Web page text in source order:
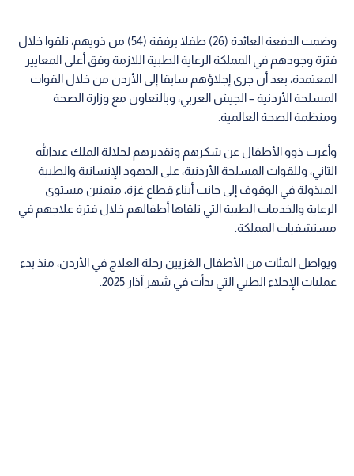
وضمت الدفعة العائدة (26) طفلا برفقة (54) من ذويهم، تلقوا خلال
فترة وجودهم في المملكة الرعاية الطبية اللازمة وفق أعلى المعايير
المعتمدة، بعد أن جرى إجلاؤهم سابقا إلى الأردن من خلال القوات
المسلحة الأردنية – الجيش العربي، وبالتعاون مع وزارة الصحة
ومنظمة الصحة العالمية.
وأعرب ذوو الأطفال عن شكرهم وتقديرهم لجلالة الملك عبدالله
الثاني، وللقوات المسلحة الأردنية، على الجهود الإنسانية والطبية
المبذولة في الوقوف إلى جانب أبناء قطاع غزة، مثمنين مستوى
الرعاية والخدمات الطبية التي تلقاها أطفالهم خلال فترة علاجهم في
مستشفيات المملكة.
ويواصل المئات من الأطفال الغزيين رحلة العلاج في الأردن، منذ بدء
عمليات الإجلاء الطبي التي بدأت في شهر آذار 2025.